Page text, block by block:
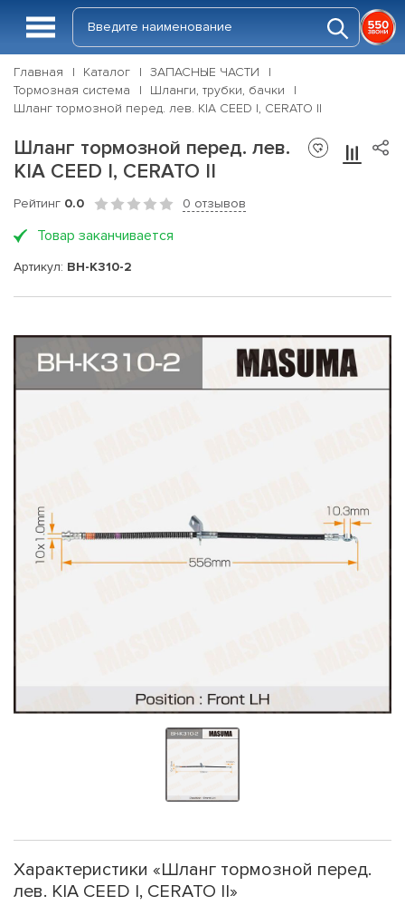
Главная Каталог
ЗАПАСНЫЕ ЧАСТИ
Тормозная система
Шланги, трубки, бачки
Шланг тормозной перед. лев. KIA CEED I, CERATO II
Шланг тормозной перед. лев.
KIA CEED I, CERATO II
Рейтинг 0.0 0 отзывов
Товар заканчивается
Артикул: BH-K310-2
Характеристики «Шланг тормозной перед.
лев. KIA CEED I, CERATO II»